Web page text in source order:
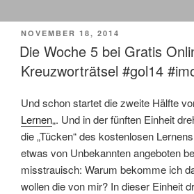
VERÖFFENTLICHT
AM
NOVEMBER 18, 2014
Die Woche 5 bei Gratis
Kreuzworträtsel #gol14
Und schon startet die zweite Hälfte
Lernen„. Und in der fünften Einheit
die „Tücken“ des kostenlosen
etwas von Unbekannten angeboten
misstrauisch: Warum bekomme ich
wollen die von mir? In dieser Einheit